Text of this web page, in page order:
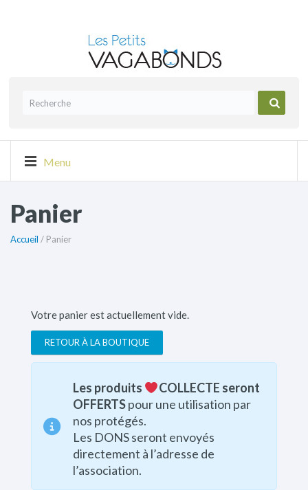
Menu
Panier
Accueil / Panier
Votre panier est actuellement vide.
RETOUR À LA BOUTIQUE
Les produits
COLLECTE seront
OFFERTSpour une utilisation par
nos protégés.
Les DONS seront envoyés
directement à l’adresse de
l’association.